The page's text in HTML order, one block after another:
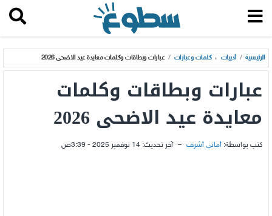
الرئيسية / أدبيات ، كلمات وعبارات / عبارات وبطاقات وكلمات معايدة عيد الاضحى 2026
عبارات وبطاقات وكلمات
معايدة عيد الاضحى 2026
كتب بواسطة: أماني أشرف – آخر تحديث: 14 نوفمبر 2025 - 3:39ص